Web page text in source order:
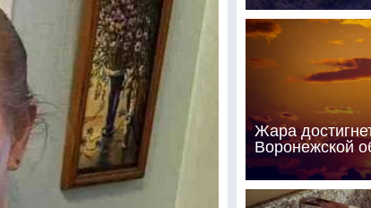
Жара
Воронежской